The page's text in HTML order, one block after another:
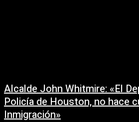
Alcalde John Whitmire: «El
Policía de Houston, no hace
Inmigración»